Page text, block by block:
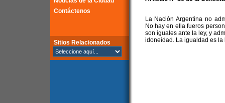
Contáctenos
Sitios Relacionados
La Nación Argentina no
No hay en ella fueros
son iguales ante la ley, y
idoneidad. La igualdad es la